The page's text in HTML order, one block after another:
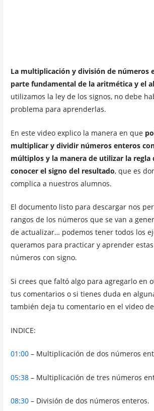
La multiplicación y división de números
parte fundamental de la aritmética y el
utilizamos la ley de los signos, no debe
problema para aprenderlas.
En este video explico la manera en que
multiplicar y dividir números enteros
múltiplos y la manera de utilizar la regla
conocer el signo del resultado, que es
complica a nuestros alumnos.
El documento listo para descargar nos
rangos de los números que se van a
de actualizar… podemos tener todos los
queramos para practicar y aprender
números con signo.
Si crees que faltó algo para agregarlo en
tus comentarios o si tienes duda en
también deja tu comentario en el video
INDICE:
01:00– Multiplicación de dos números
05:38– Multiplicación de tres números
08:30– División de dos números enteros.